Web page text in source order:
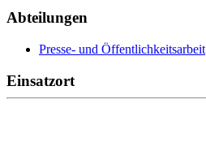
Abteilungen
Presse- und Öffentlichkeitsarbeit
Einsatzort